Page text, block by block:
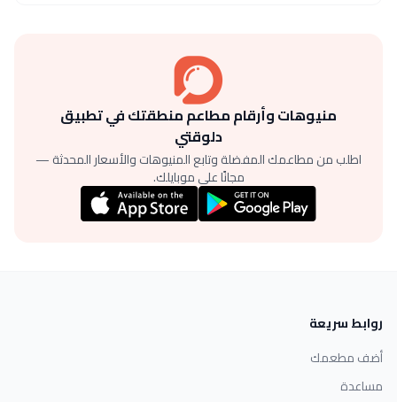
منيوهات وأرقام مطاعم منطقتك في تطبيق
دلوقتي
اطلب من مطاعمك المفضلة وتابع المنيوهات والأسعار المحدثة —
مجانًا على موبايلك.
روابط سريعة
أضف مطعمك
مساعدة